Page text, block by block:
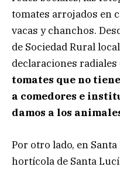
tomates arrojados en
vacas y chanchos.
de Sociedad Rural
declaraciones radiales
tomates que no
a comedores e
damos a los
Por otro lado, en
hortícola de Santa